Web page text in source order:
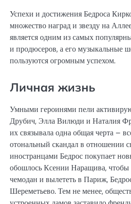
Успехи и достижения Бедроса
множество наград и звезду на
является одним из самых
и продюсеров, а его музыкальные
пользуются огромным успехом.
Личная жизнь
Умными героинями пели
Друбич, Элла Вилюди и Наталия
их связывала одна общая черта –
отональный скандал в отношении
иностранцами Бедрос покупает
обошлось Ксении Наращива, чтобы
чемодан и вылететь в Париж,
Шереметьево. Тем не менее,